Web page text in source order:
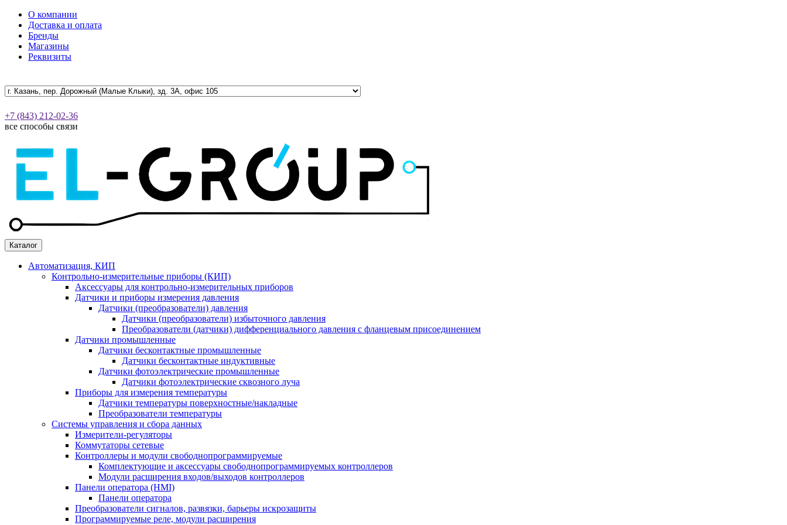
О компании
Доставка и оплата
Бренды
Магазины
Реквизиты
+7 (843) 212-02-36
все способы связи
Каталог
Автоматизация, КИП
Контрольно-измерительные приборы (КИП)
Аксессуары для контрольно-измерительных приборов
Датчики и приборы измерения давления
Датчики (преобразователи) давления
Датчики (преобразователи) избыточного давления
Преобразователи (датчики) дифференциального давления с фланцевым присоединением
Датчики промышленные
Датчики бесконтактные промышленные
Датчики бесконтактные индуктивные
Датчики фотоэлектрические промышленные
Датчики фотоэлектрические сквозного луча
Приборы для измерения температуры
Датчики температуры поверхностные/накладные
Преобразователи температуры
Системы управления и сбора данных
Измерители-регуляторы
Коммутаторы сетевые
Контроллеры и модули свободнопрограммируемые
Комплектующие и аксессуары свободнопрограммируемых контроллеров
Модули расширения входов/выходов контроллеров
Панели оператора (HMI)
Панели оператора
Преобразователи сигналов, развязки, барьеры искрозащиты
Программируемые реле, модули расширения